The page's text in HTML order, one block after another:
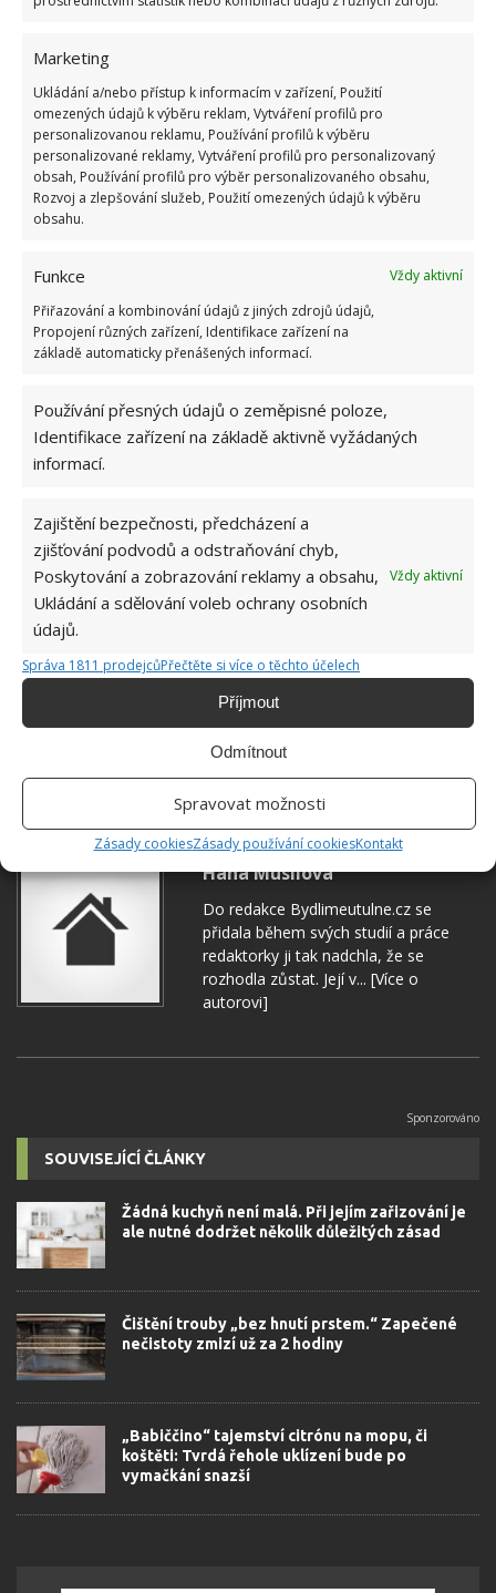
Marketing
Ukládání a/nebo přístup k informacím v zařízení, Použití
omezených údajů k výběru reklam, Vytváření profilů pro
personalizovanou reklamu, Používání profilů k výběru
personalizované reklamy, Vytváření profilů pro personalizovaný
obsah, Používání profilů pro výběr personalizovaného obsahu,
Rozvoj a zlepšování služeb, Použití omezených údajů k výběru
obsahu.
Funkce
Vždy aktivní
Přiřazování a kombinování údajů z jiných zdrojů údajů,
Propojení různých zařízení, Identifikace zařízení na
základě automaticky přenášených informací.
Používání přesných údajů o zeměpisné poloze,
Identifikace zařízení na základě aktivně vyžádaných
informací.
Zajištění bezpečnosti, předcházení a
zjišťování podvodů a odstraňování chyb,
Poskytování a zobrazování reklamy a obsahu,
Ukládání a sdělování voleb ochrany osobních
údajů.
Vždy aktivní
Správa 1811 prodejcůPřečtěte si více o těchto účelech
Příjmout
Odmítnout
Spravovat možnosti
Zásady cookiesZásady používání cookiesKontakt
Myslete na prevenci
Úklid kuchyně si zjednodušíte také tím, že budete
myslet na prevenci. Do odpadu by neměl patřit tuk
ani kusy jídla. To vede k rychlému ucpávání. Také se
odstraňte hned za čerstva. Trvá to vteřinu a ne
minutu, když potom zaschne.
KUCHYNĚ RADY A TIPY ÚKLID
Hana Musilová
Do redakce Bydlimeutulne.cz se
přidala během svých studií a práce
redaktorky ji tak nadchla, že se
rozhodla zůstat. Její v... [Více o
autorovi]
SOUVISEJÍCÍ ČLÁNKY
Žádná kuchyň není malá. Při jejím zařizování je
ale nutné dodržet několik důležitých zásad
Čištění trouby „bez hnutí prstem.“ Zapečené
nečistoty zmizí už za 2 hodiny
„Babiččino“ tajemství citrónu na mopu, či
koštěti: Tvrdá řehole uklízení bude po
vymačkání snazší